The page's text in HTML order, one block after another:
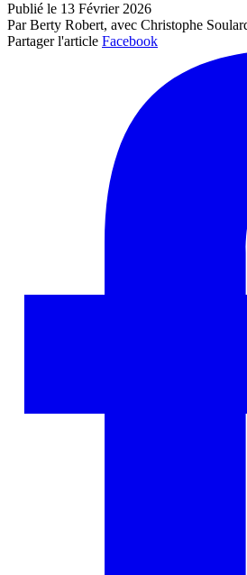
Publié le 13 Février 2026
Par Berty Robert, avec Christophe
Partager l'article Facebook